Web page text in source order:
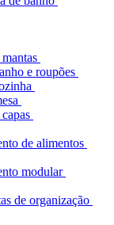
e roupões
de alimentos
modular
de organização